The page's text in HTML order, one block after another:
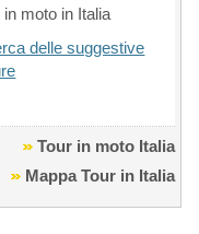
moto in Italia
delle suggestive
Tour in moto Italia
Mappa Tour in Italia